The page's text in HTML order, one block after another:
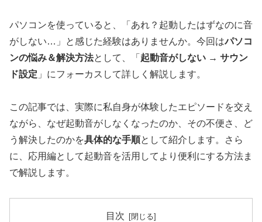
パソコンを使っていると、「あれ？起動したはずなのに音
がしない…」と感じた経験はありませんか。今回はパソコ
ンの悩み＆解決方法として、「 起動音がしない → サウン
ド設定 」にフォーカスして詳しく解説します。
この記事では、実際に私自身が体験したエピソードを交え
ながら、なぜ起動音がしなくなったのか、その不便さ、ど
う解決したのかを具体的な手順として紹介します。さら
に、応用編として起動音を活用してより便利にする方法ま
で解説します。
目次